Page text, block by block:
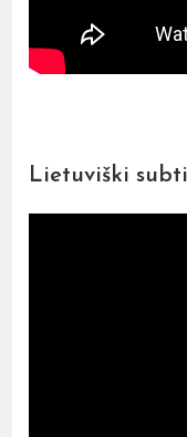
Lietuviški